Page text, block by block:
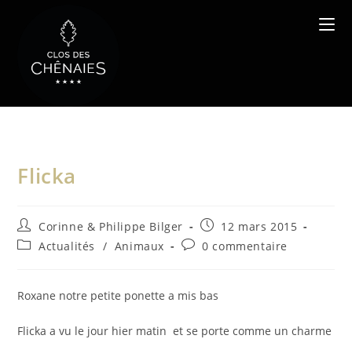
Flicka
Auteur/autrice
de
la
Corinne & Philippe Bilger
Publication
publiée :
12 mars 2015
PostActualités / Animaux
Commentaires
publication :
0 commentaire
Roxane notre petite ponette a mis bas
Flicka a vu le jour hier matin et se porte comme un charme